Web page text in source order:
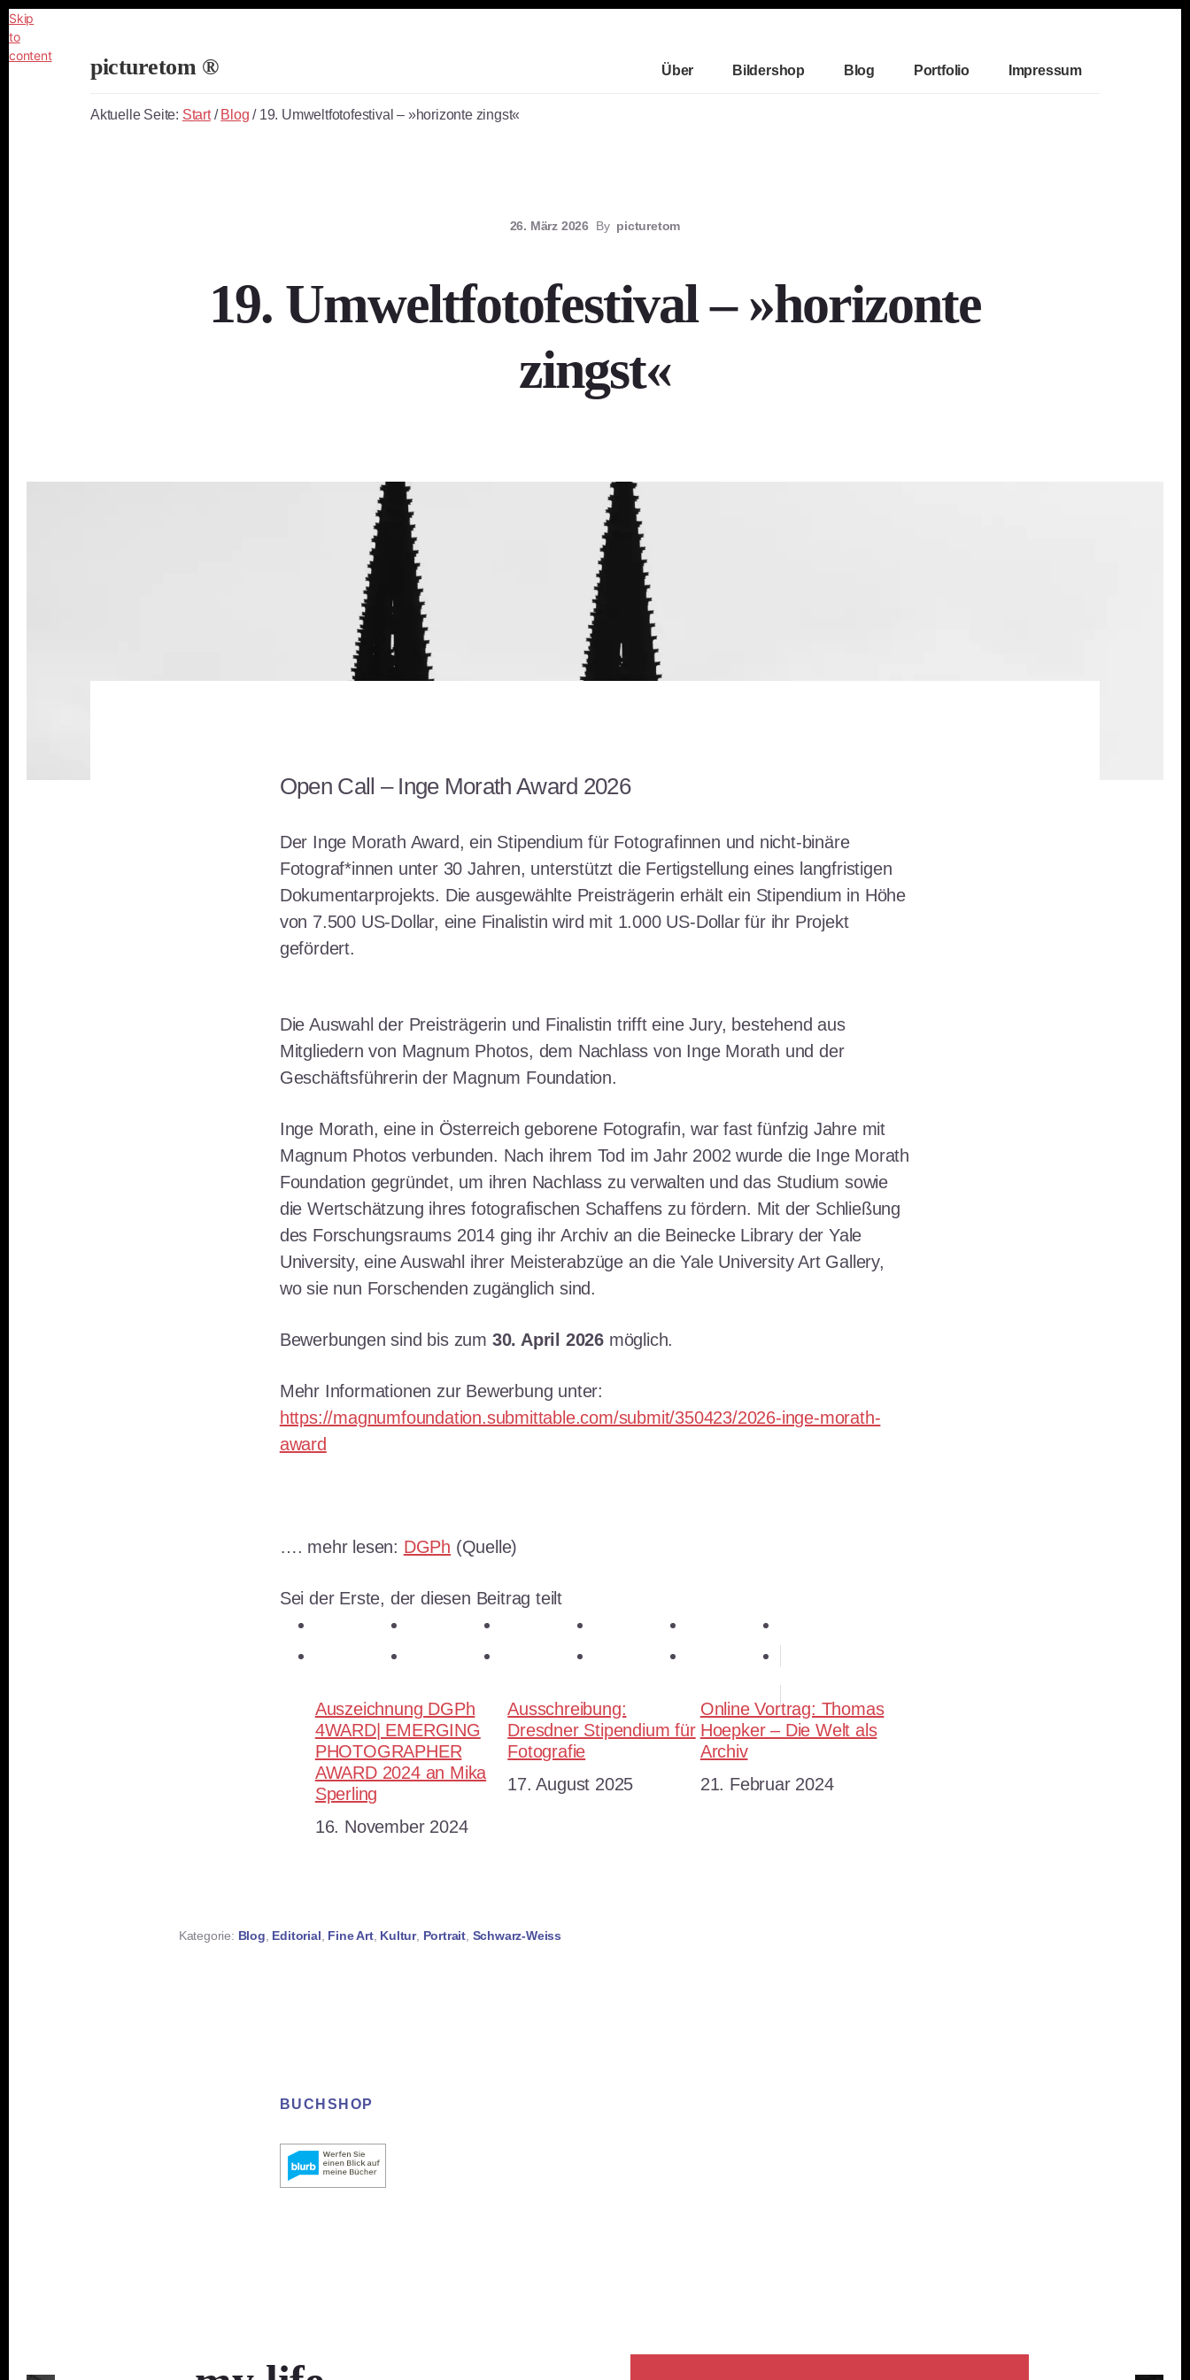
Skip
to
content
picturetom ®
Fine
Über Bildershop Blog Portfolio Impressum
Aktuelle Seite: Start / Blog /19. Umweltfotofestival – »horizonte zingst«
26. März 2026 By picturetom
19. Umweltfotofestival – »horizonte
zingst«
Open Call – Inge Morath Award 2026
Der Inge Morath Award, ein Stipendium für Fotografinnen und nicht-binäre
Fotograf*innen unter 30 Jahren, unterstützt die Fertigstellung eines langfristigen
Dokumentarprojekts. Die ausgewählte Preisträgerin erhält ein Stipendium in Höhe
von 7.500 US-Dollar, eine Finalistin wird mit 1.000 US-Dollar für ihr Projekt
gefördert.
Die Auswahl der Preisträgerin und Finalistin trifft eine Jury, bestehend aus
Mitgliedern von Magnum Photos, dem Nachlass von Inge Morath und der
Geschäftsführerin der Magnum Foundation.
Inge Morath, eine in Österreich geborene Fotografin, war fast fünfzig Jahre mit
Magnum Photos verbunden. Nach ihrem Tod im Jahr 2002 wurde die Inge Morath
Foundation gegründet, um ihren Nachlass zu verwalten und das Studium sowie
die Wertschätzung ihres fotografischen Schaffens zu fördern. Mit der Schließung
des Forschungsraums 2014 ging ihr Archiv an die Beinecke Library der Yale
University, eine Auswahl ihrer Meisterabzüge an die Yale University Art Gallery,
wo sie nun Forschenden zugänglich sind.
Bewerbungen sind bis zum 30. April 2026 möglich.
Mehr Informationen zur Bewerbung unter:
https://magnumfoundation.submittable.com/submit/350423/2026-inge-morath-
award
…. mehr lesen: DGPh (Quelle)
Sei der Erste, der diesen Beitrag teilt
Auszeichnung DGPh
4WARD| EMERGING
PHOTOGRAPHER
AWARD 2024 an Mika
Sperling
Datum
16. November 2024
Ausschreibung:
Dresdner Stipendium für
Fotografie
Datum
17. August 2025
Online Vortrag: Thomas
Hoepker – Die Welt als
Archiv
Datum
21. Februar 2024
Kategorie: Blog Editorial Fine Art, Kultur, Portrait Schwarz-Weiss
BUCHSHOP